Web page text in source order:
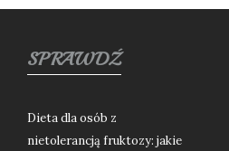
SPRAWDŹ
Dieta dla osób z
nietolerancją fruktozy: jakie